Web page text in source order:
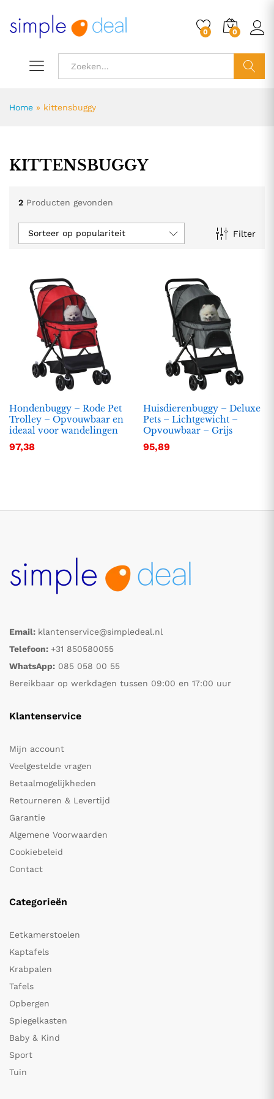
0 0
Home » kittensbuggy
KITTENSBUGGY
2 Producten gevonden
Filter
Sorteer op populariteit
Hondenbuggy – Rode Pet
Trolley – Opvouwbaar en
ideaal voor wandelingen
97,38
Huisdierenbuggy – Deluxe
Pets – Lichtgewicht –
Opvouwbaar – Grijs
95,89
Email: klantenservice@simpledeal.nl
Telefoon: +31 850580055
WhatsApp: 085 058 00 55
Bereikbaar op werkdagen tussen 09:00 en 17:00 uur
Klantenservice
Mijn account
Veelgestelde vragen
Betaalmogelijkheden
Retourneren & Levertijd
Garantie
Algemene Voorwaarden
Cookiebeleid
Contact
Categorieën
Eetkamerstoelen
Kaptafels
Krabpalen
Tafels
Opbergen
Spiegelkasten
Baby & Kind
Sport
Tuin